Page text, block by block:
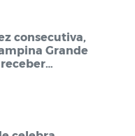
consecutiva,
Grande
Sebrae de